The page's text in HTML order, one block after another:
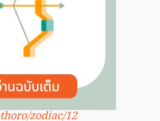
zodiac/12